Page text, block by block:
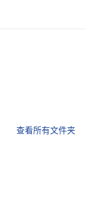
查看所有文件夹